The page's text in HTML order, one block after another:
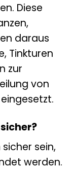
Diese
daraus
Tinkturen
zur
von
sein,
werden.